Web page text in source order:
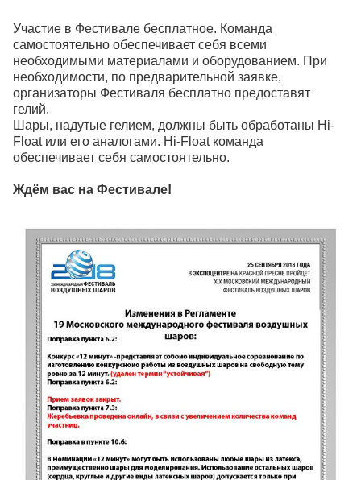
Участие в Фестивале бесплатное. Команда
самостоятельно обеспечивает себя всеми
необходимыми материалами и оборудованием. При
необходимости, по предварительной заявке,
организаторы Фестиваля бесплатно предоставят
гелий.
Шары, надутые гелием, должны быть обработаны Hi-
Float или его аналогами. Hi-Float команда
обеспечивает себя самостоятельно.
Ждём вас на Фестивале!